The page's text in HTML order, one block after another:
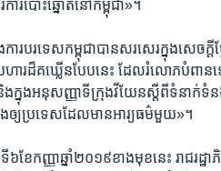
ារ​បោះឆ្នោត​នៅ​កម្ពុជា»។​
ារ​បរទេស​កម្ពុជាបាន​សរសេរ​ក្នុង​សេច
ហារ​ដ៏​គឃ្លើន​បែប​នេះ ​ដែល​រំលោភ​បំពាន​
ង​ក្នុង​អនុសញ្ញា​ទីក្រុង​វីយែនស្តីពី​ទំនាក់​ទំ
យ​ប្រទេស​ដែល​មាន​អារ្យធម៌​មួយ»។​
ទី៦​ខែ​កញ្ញា​ឆ្នាំ​២០១៩​ខាង​មុខ​នេះ ​រាជ​